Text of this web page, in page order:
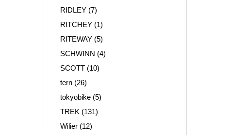
RIDLEY (7)
RITCHEY (1)
RITEWAY (5)
SCHWINN (4)
SCOTT (10)
tern (26)
tokyobike (5)
TREK (131)
Wilier (12)